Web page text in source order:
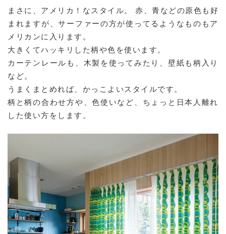
まさに、アメリカ！なスタイル。 赤、青などの原色も好
まれますが、サーファーの方が使ってるようなものもア
メリカンに入ります。
大きくてハッキリした柄や色を使います。
カーテンレールも、木製を使ってみたり、壁紙も柄入り
など。
うまくまとめれば、かっこよいスタイルです。
柄と柄の合わせ方や、色使いなど、ちょっと日本人離れ
した使い方をします。